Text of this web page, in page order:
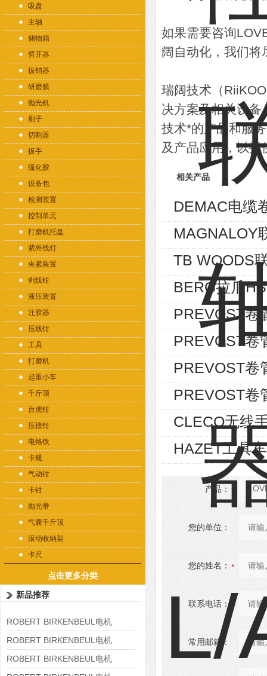
吸盘
主轴
储物箱
劈开器
拔销器
研磨膜
抛光机
刷子
切割器
扳手
硫化胶
设备包
检测装置
控制单元
打磨机托盘
紫外线灯
夹紧装置
剥线钳
液压装置
注胶器
压线钳
工具
打磨机
起重小车
千斤顶
台虎钳
压接钳
电烙铁
卡规
气动钳
卡钳
抛光带
气囊千斤顶
滚动收纳架
卡尺
点击更多分类
新品推荐
ROBERT BIRKENBEUL电机
8APE225M-4-IE3
ROBERT BIRKENBEUL电机
8APE180L-4 IE3
ROBERT BIRKENBEUL电机
如果需要咨询
阔自动化，我们将
瑞阔技术（
决方案及相关设备
技术*的产品和服
及产品应用，以提
相关产品
DEMAC电缆
MAGNALOY
TB WOODS
BERG拉爪
PREVOST卷
PREVOST卷
PREVOST卷
PREVOST卷
CLECO无线
HAZET工具
产品：
您的单位：
您的姓名：
联系电话：
常用邮箱：